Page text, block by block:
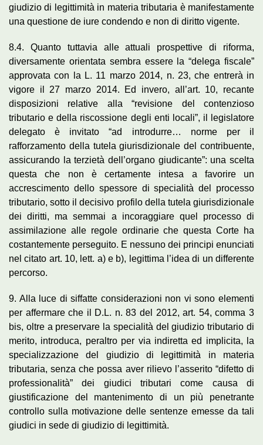
giudizio di legittimità in materia tributaria è manifestamente
una questione de iure condendo e non di diritto vigente.
8.4. Quanto tuttavia alle attuali prospettive di riforma,
diversamente orientata sembra essere la “delega fiscale”
approvata con la L. 11 marzo 2014, n. 23, che entrerà in
vigore il 27 marzo 2014. Ed invero, all’art. 10, recante
disposizioni relative alla “revisione del contenzioso
tributario e della riscossione degli enti locali”, il legislatore
delegato è invitato “ad introdurre… norme per il
rafforzamento della tutela giurisdizionale del contribuente,
assicurando la terzietà dell’organo giudicante”: una scelta
questa che non è certamente intesa a favorire un
accrescimento dello spessore di specialità del processo
tributario, sotto il decisivo profilo della tutela giurisdizionale
dei diritti, ma semmai a incoraggiare quel processo di
assimilazione alle regole ordinarie che questa Corte ha
costantemente perseguito. E nessuno dei principi enunciati
nel citato art. 10, lett. a) e b), legittima l’idea di un differente
percorso.
9. Alla luce di siffatte considerazioni non vi sono elementi
per affermare che il D.L. n. 83 del 2012, art. 54, comma 3
bis, oltre a preservare la specialità del giudizio tributario di
merito, introduca, peraltro per via indiretta ed implicita, la
specializzazione del giudizio di legittimità in materia
tributaria, senza che possa aver rilievo l’asserito “difetto di
professionalità” dei giudici tributari come causa di
giustificazione del mantenimento di un più penetrante
controllo sulla motivazione delle sentenze emesse da tali
giudici in sede di giudizio di legittimità.